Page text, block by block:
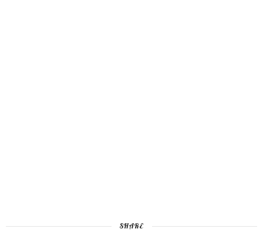
SHARE